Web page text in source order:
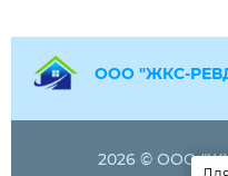
ООО "ЖКС-
2026 © ООО